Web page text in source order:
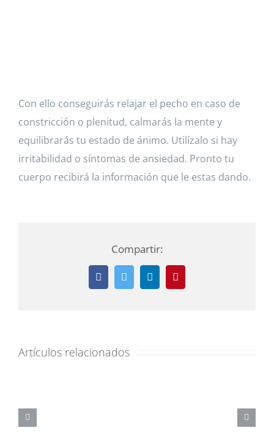
Con ello conseguirás relajar el pecho en caso de
constricción o plenitud, calmarás la mente y
equilibrarás tu estado de ánimo. Utilízalo si hay
irritabilidad o síntomas de ansiedad. Pronto tu
cuerpo recibirá la información que le estas dando.
Compartir:
FacebookTwitterLinkedInPinterest
Artículos relacionados